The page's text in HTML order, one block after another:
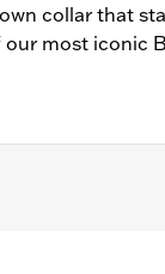
collar that
our most iconic